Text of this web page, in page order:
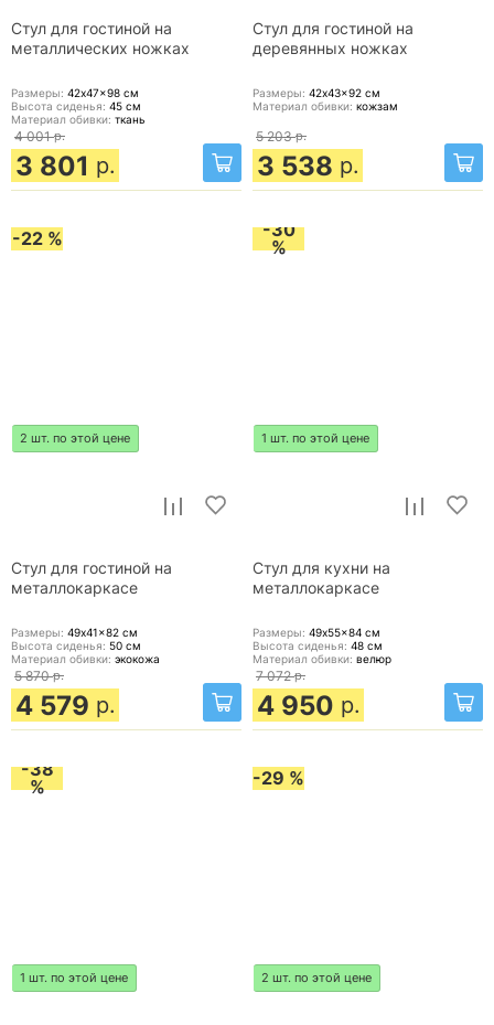
Стул для гостиной на
металлических ножках
Размеры: 42x47x98 см
Высота сиденья: 45 см
Материал обивки: ткань
4 001 р.
3 801 р.
Стул для гостиной на
деревянных ножках
Размеры: 42x43x92 см
Материал обивки: кожзам
5 203 р.
3 538 р.
-22 %
2 шт. по этой цене
Стул для гостиной на
металлокаркасе
Размеры: 49x41x82 см
Высота сиденья: 50 см
Материал обивки: экокожа
5 870 р.
4 579 р.
-30
%
1 шт. по этой цене
Стул для кухни на
металлокаркасе
Размеры: 49x55x84 см
Высота сиденья: 48 см
Материал обивки: велюр
7 072 р.
4 950 р.
-38
%
1 шт. по этой цене
-29 %
2 шт. по этой цене